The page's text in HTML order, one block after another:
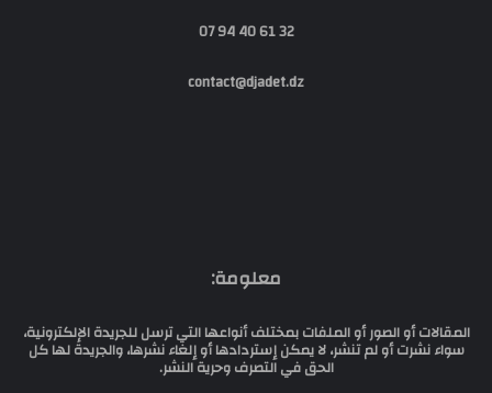
32 61 40 94 07
contact@djadet.dz
معلومة:
المقالات أو الصور أو الملفات بمختلف أنواعها التي ترسل للجريدة الإلكترونية،
سواء نشرت أو لم تنشر، لا يمكن إستردادها أو إلغاء نشرها، والجريدة لها كل
الحق في التصرف وحرية النشر.